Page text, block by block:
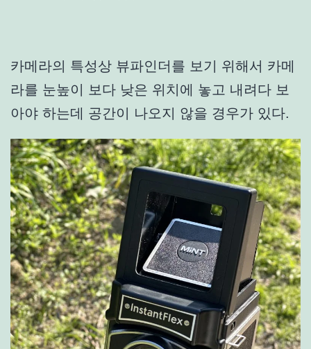
카메라의 특성상 뷰파인더를 보기 위해서 카메
라를 눈높이 보다 낮은 위치에 놓고 내려다 보
아야 하는데 공간이 나오지 않을 경우가 있다.